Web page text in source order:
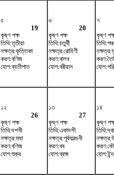
৫
19
কৃষ্ণ পক্ষ
তিথি:তৃতীয়া
নক্ষত্র:কৃত্তিকা
করণ:বণিজ
যোগ:ব্যতীপাত
৬
20
কৃষ্ণ পক্ষ
তিথি:চতুর্থী
নক্ষত্র:রোহিণী
করণ:বালব
যোগ:বরীয়ান
৭
কৃষ্ণ
১২
26
কৃষ্ণ পক্ষ
তিথি:দশমী
নক্ষত্র:মঘা
করণ:বণিজ
যোগ:শুক্র
১৩
27
কৃষ্ণ পক্ষ
তিথি:একাদশী
নক্ষত্র:পূর্বফাল্গুনী
করণ:বব
যোগ:ব্রহ্ম
১৪
কৃষ্ণ